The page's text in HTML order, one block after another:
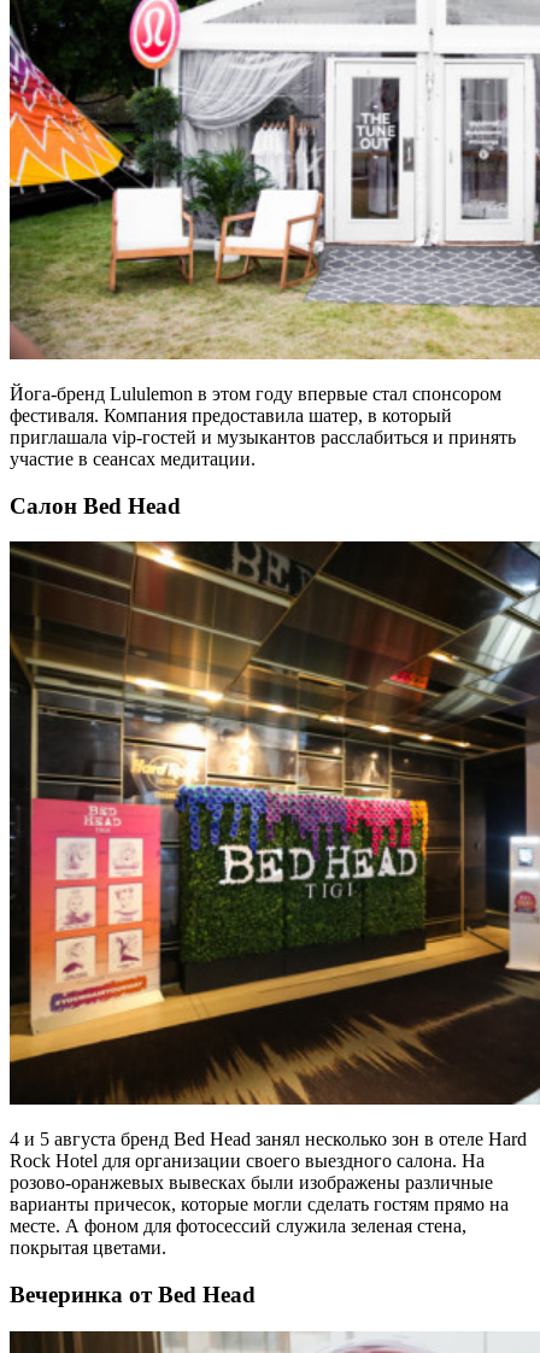
Йога-бренд Lululemon в этом году впервые стал спонсором
фестиваля. Компания предоставила шатер, в который
приглашала vip-гостей и музыкантов расслабиться и принять
участие в сеансах медитации.
Салон Bed Head
4 и 5 августа бренд Bed Head занял несколько зон в отеле Hard
Rock Hotel для организации своего выездного салона. На
розово-оранжевых вывесках были изображены различные
варианты причесок, которые могли сделать гостям прямо на
месте. А фоном для фотосессий служила зеленая стена,
покрытая цветами.
Вечеринка от Bed Head